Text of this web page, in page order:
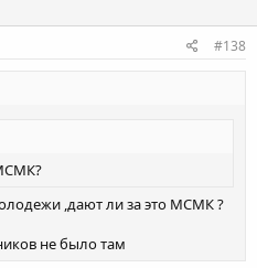
#138
,дают ли за это МСМК ?
не было там